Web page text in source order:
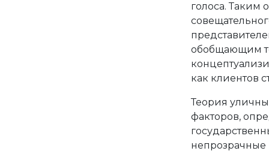
голоса. Таким
обобщающим
как клиентов
Теория
факторов,